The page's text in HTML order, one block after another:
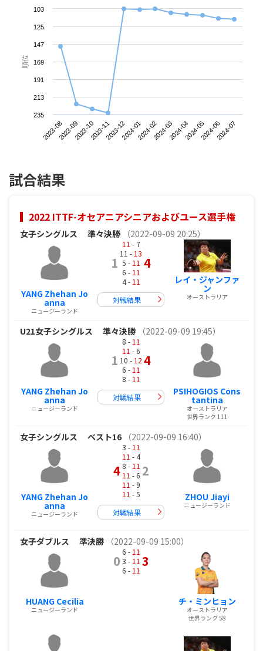
順位
2023-082023-092023-102023-112023-122024-012024-022024-032024-042024-052024-062024-07
103
125
147
169
191
213
235
試合結果
2022 ITTF-オセアニアシニアおよびユース選手権
女子シングルス 準々決勝 （2022-09-09 20:25）
YANG Zhehan Jo
anna
ニュージーランド
1
11 - 7
11 - 13
5 - 11
6 - 11
4 - 11
4
対戦結果
レイ・ジャンファ
ン
オーストラリア
U21女子シングルス 準々決勝 （2022-09-09 19:45）
YANG Zhehan Jo
anna
ニュージーランド
1
8 - 11
11 - 6
10 - 12
6 - 11
8 - 11
4
対戦結果
PSIHOGIOS Cons
tantina
オーストラリア
世界ランク 111
女子シングルス ベスト16 （2022-09-09 16:40）
YANG Zhehan Jo
anna
ニュージーランド
4
3 - 11
11 - 4
8 - 11
11 - 6
11 - 9
11 - 5
2
対戦結果
ZHOU Jiayi
ニュージーランド
女子ダブルス 準決勝 （2022-09-09 15:00）
HUANG Cecilia
ニュージーランド
0
6 - 11
3 - 11
6 - 11
3
チ・ミンヒョン
オーストラリア
世界ランク 58